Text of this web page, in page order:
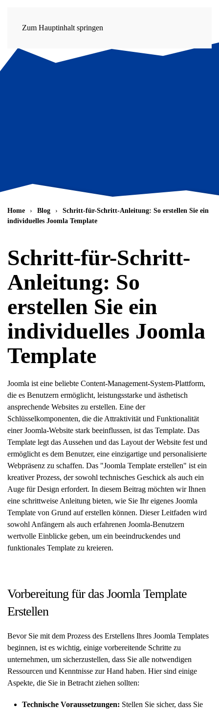
Zum Hauptinhalt springen
Home Blog
Schritt-für-Schritt-Anleitung: So erstellen Sie ein
individuelles Joomla Template
Schritt-für-Schritt-
Anleitung: So
erstellen Sie ein
individuelles Joomla
Template
Joomla ist eine beliebte Content-Management-System-Plattform,
die es Benutzern ermöglicht, leistungsstarke und ästhetisch
ansprechende Websites zu erstellen. Eine der
Schlüsselkomponenten, die die Attraktivität und Funktionalität
einer Joomla-Website stark beeinflussen, ist das Template. Das
Template legt das Aussehen und das Layout der Website fest und
ermöglicht es dem Benutzer, eine einzigartige und personalisierte
Webpräsenz zu schaffen. Das "Joomla Template erstellen" ist ein
kreativer Prozess, der sowohl technisches Geschick als auch ein
Auge für Design erfordert. In diesem Beitrag möchten wir Ihnen
eine schrittweise Anleitung bieten, wie Sie Ihr eigenes Joomla
Template von Grund auf erstellen können. Dieser Leitfaden wird
sowohl Anfängern als auch erfahrenen Joomla-Benutzern
wertvolle Einblicke geben, um ein beeindruckendes und
funktionales Template zu kreieren.
Vorbereitung für das Joomla Template
Erstellen
Bevor Sie mit dem Prozess des Erstellens Ihres Joomla Templates
beginnen, ist es wichtig, einige vorbereitende Schritte zu
unternehmen, um sicherzustellen, dass Sie alle notwendigen
Ressourcen und Kenntnisse zur Hand haben. Hier sind einige
Aspekte, die Sie in Betracht ziehen sollten:
Technische Voraussetzungen: Stellen Sie sicher, dass Sie